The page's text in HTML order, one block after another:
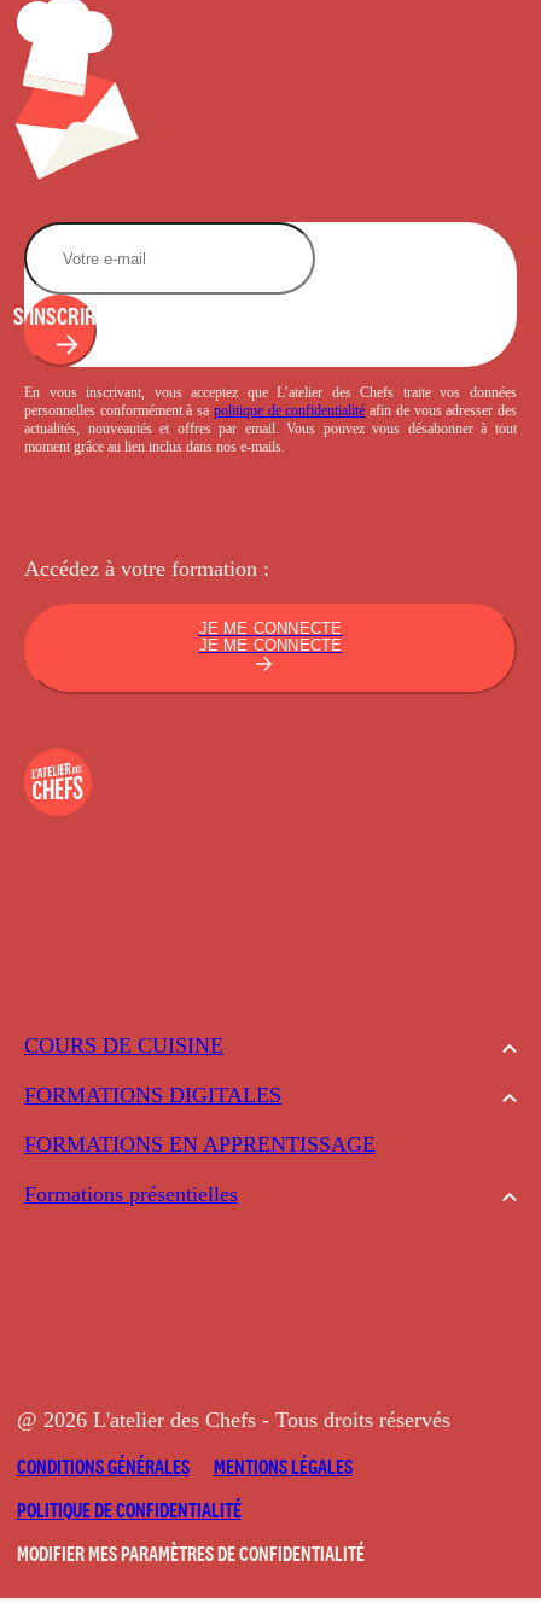
COURS DE CUISINE
FORMATIONS DIGITALES
FORMATIONS EN APPRENTISSAGE
Formations présentielles
S'INSCRIRE
En vous inscrivant, vous acceptez que L’atelier des Chefs traite vos données
personnelles conformément à sa politique de confidentialité afin de vous adresser des
actualités, nouveautés et offres par email. Vous pouvez vous désabonner à tout
moment grâce au lien inclus dans nos e-mails.
Accédez à votre formation :
JE ME CONNECTE
JE ME CONNECTE
@ 2026 L'atelier des Chefs - Tous droits réservés
CONDITIONS GÉNÉRALES
MENTIONS LÉGALES
POLITIQUE DE CONFIDENTIALITÉ
MODIFIER MES PARAMÈTRES DE CONFIDENTIALITÉ